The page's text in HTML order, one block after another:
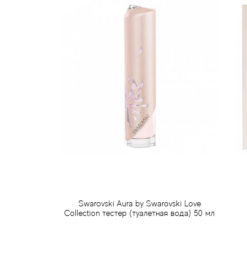
Swarovski Aura by Swarovski Love
Collection тестер (туалетная вода) 50 мл